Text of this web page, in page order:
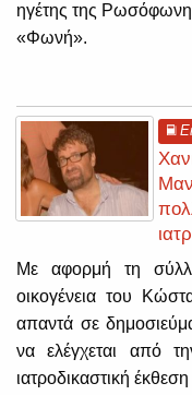
ηγέτης της
«Φωνή».
Με αφορμή τη
οικογένεια του
απαντά σε
να ελέγχεται από
ιατροδικαστική